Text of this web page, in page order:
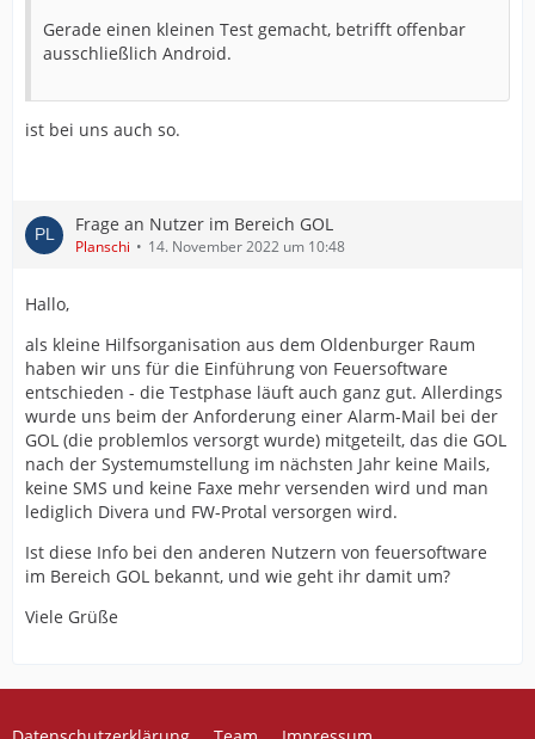
Gerade einen kleinen Test gemacht, betrifft offenbar
ausschließlich Android.
ist bei uns auch so.
Frage an Nutzer im Bereich GOL
Planschi 14. November 2022 um 10:48
Hallo,
als kleine Hilfsorganisation aus dem Oldenburger Raum
haben wir uns für die Einführung von Feuersoftware
entschieden - die Testphase läuft auch ganz gut. Allerdings
wurde uns beim der Anforderung einer Alarm-Mail bei der
GOL (die problemlos versorgt wurde) mitgeteilt, das die GOL
nach der Systemumstellung im nächsten Jahr keine Mails,
keine SMS und keine Faxe mehr versenden wird und man
lediglich Divera und FW-Protal versorgen wird.
Ist diese Info bei den anderen Nutzern von feuersoftware
im Bereich GOL bekannt, und wie geht ihr damit um?
Viele Grüße